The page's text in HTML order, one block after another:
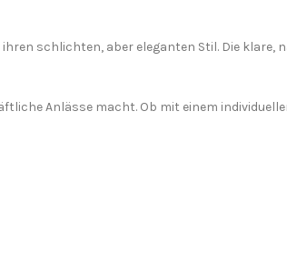
schlichten, aber eleganten Stil. Die klare,
Anlässe macht. Ob mit einem